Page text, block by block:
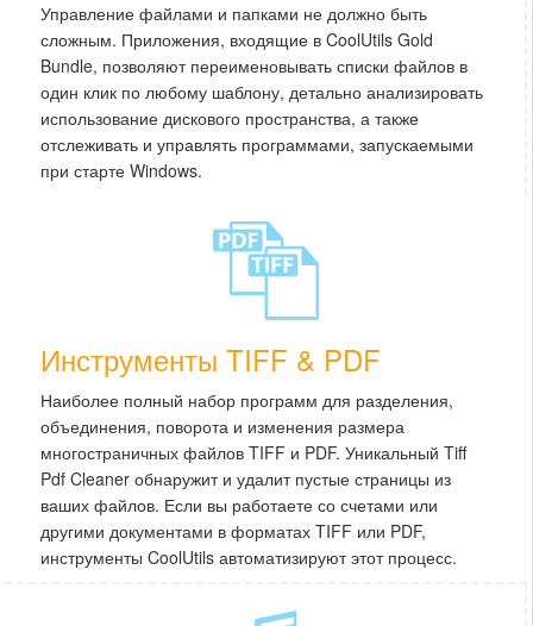
Управление файлами и папками не должно быть
сложным. Приложения, входящие в CoolUtils Gold
Bundle, позволяют переименовывать списки файлов в
один клик по любому шаблону, детально анализировать
использование дискового пространства, а также
отслеживать и управлять программами, запускаемыми
при старте Windows.
Инструменты TIFF & PDF
Наиболее полный набор программ для разделения,
объединения, поворота и изменения размера
многостраничных файлов TIFF и PDF. Уникальный Tiff
Pdf Cleaner обнаружит и удалит пустые страницы из
ваших файлов. Если вы работаете со счетами или
другими документами в форматах TIFF или PDF,
инструменты CoolUtils автоматизируют этот процесс.